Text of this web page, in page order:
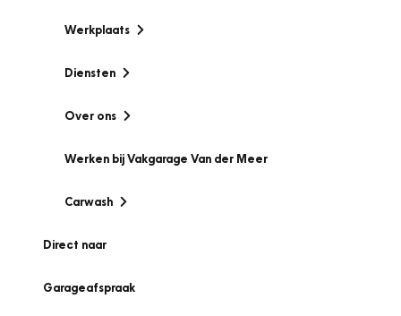
Werkplaats
Diensten
Over ons
Werken bij Vakgarage Van der Meer
Carwash
Direct naar
Garageafspraak